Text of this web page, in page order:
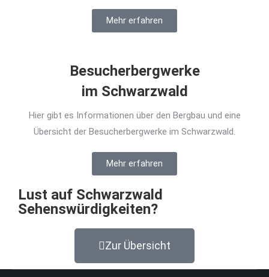
Mehr erfahren
Besucherbergwerke
im Schwarzwald
Hier gibt es Informationen über den Bergbau und eine
Übersicht der Besucherbergwerke im Schwarzwald.
Mehr erfahren
Lust auf Schwarzwald
Sehenswürdigkeiten?
Zur Übersicht